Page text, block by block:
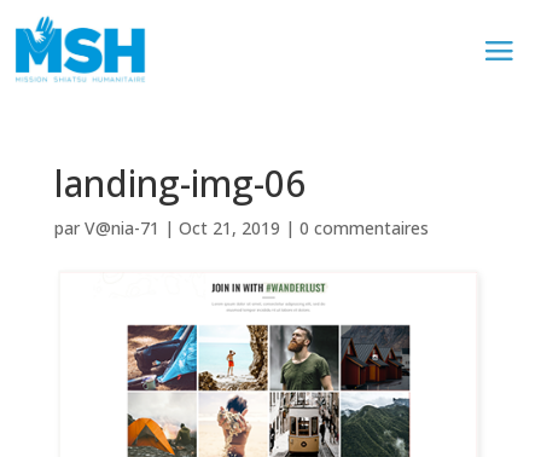
landing-img-06
par V@nia-71 | Oct 21, 2019 | 0 commentaires